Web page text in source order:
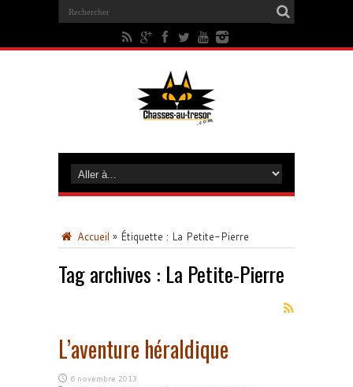
Accueil » Étiquette : La Petite-Pierre
Tag archives : La Petite-Pierre
L’aventure héraldique
6 novembre 2013